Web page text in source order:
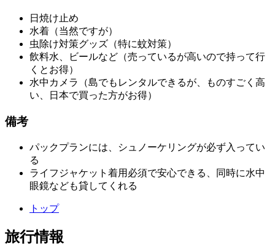
日焼け止め
水着（当然ですが）
虫除け対策グッズ（特に蚊対策）
飲料水、ビールなど（売っているが高いので持って行
くとお得）
水中カメラ（島でもレンタルできるが、ものすごく高
い、日本で買った方がお得）
備考
パックプランには、シュノーケリングが必ず入ってい
る
ライフジャケット着用必須で安心できる、同時に水中
眼鏡なども貸してくれる
トップ
旅行情報